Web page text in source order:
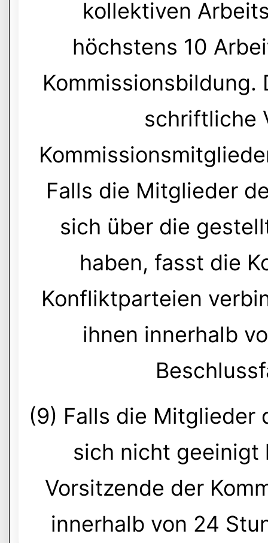
kollektiven
höchstens 10
Kommissionsbildung.
schriftliche
Falls die Mitglieder
sich über die
haben, fasst die
Konfliktparteien
ihnen innerhalb
(9) Falls die Mitglieder
sich nicht geeinigt
Vorsitzende der
innerhalb von 24